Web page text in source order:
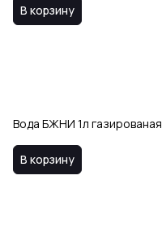
В корзину
Вода БЖНИ 1л газированая
В корзину